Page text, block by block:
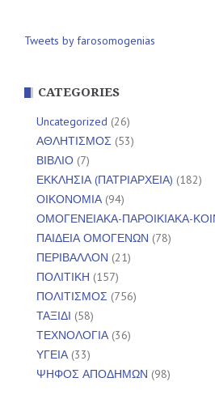
Tweets by farosomogenias
CATEGORIES
Uncategorized (26)
ΑΘΛΗΤΙΣΜΟΣ (53)
ΒΙΒΛΙΟ (7)
ΕΚΚΛΗΣΙΑ (ΠΑΤΡΙΑΡΧΕΙΑ) (182)
ΟΙΚΟΝΟΜΙΑ(94)
ΟΜΟΓΕΝΕΙΑΚΑ-ΠΑΡΟΙΚΙΑΚΑ-
ΠΑΙΔΕΙΑ ΟΜΟΓΕΝΩΝ (78)
ΠΕΡΙΒΑΛΛΟΝ (21)
ΠΟΛΙΤΙΚΗ (157)
ΠΟΛΙΤΙΣΜΟΣ (756)
ΤΑΞΙΔΙ (58)
ΤΕΧΝΟΛΟΓΙΑ(36)
ΥΓΕΙΑ(33)
ΨΗΦΟΣ ΑΠΟΔΗΜΩΝ (98)